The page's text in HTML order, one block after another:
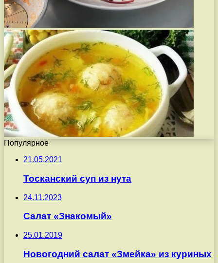
Популярное
21.05.2021
Тосканский суп из нута
24.11.2023
Салат «Знакомый»
25.01.2019
Новогодний салат «Змейка» из куриных